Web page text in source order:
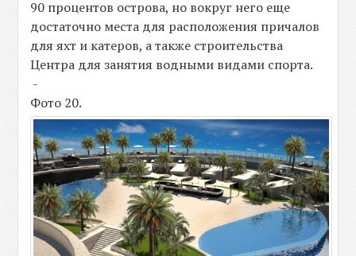
90 процентов острова, но вокруг него еще
достаточно места для расположения причалов
для яхт и катеров, а также строительства
Центра для занятия водными видами спорта.
-
Фото 20.